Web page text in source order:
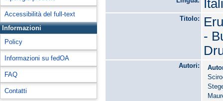
Accessibilità del full-text
Informazioni
Policy
Informazioni su fedOA
FAQ
Contatti
Titolo:
-
Autori: